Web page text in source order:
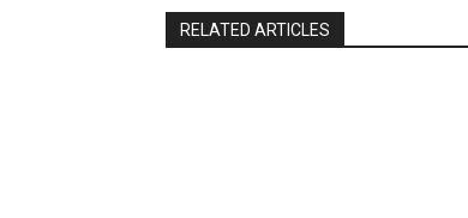
RELATED ARTICLES